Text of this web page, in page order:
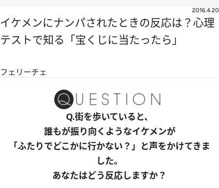
2016.4.20
イケメンにナンパされたときの反応は？心理
テストで知る「宝くじに当たったら」
フェリーチェ
Q.街を歩いていると、
誰もが振り向くようなイケメンが
「ふたりでどこかに行かない？」と声をかけてきま
した。
あなたはどう反応しますか？